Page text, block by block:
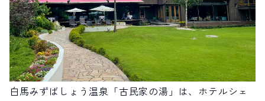
白馬みずばしょう温泉「古民家の湯」は、ホテルシェ